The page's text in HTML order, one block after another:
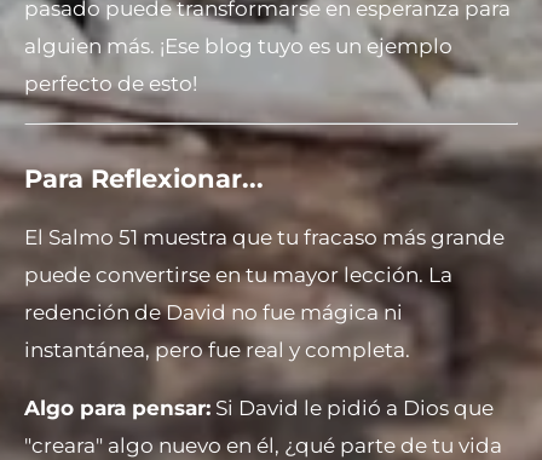
pasado puede transformarse en esperanza para
alguien más. ¡Ese blog tuyo es un ejemplo
perfecto de esto!
Para Reflexionar...
El Salmo 51 muestra que tu fracaso más grande
puede convertirse en tu mayor lección. La
redención de David no fue mágica ni
instantánea, pero fue real y completa.
Algo para pensar: Si David le pidió a Dios que
"creara" algo nuevo en él, ¿qué parte de tu vida